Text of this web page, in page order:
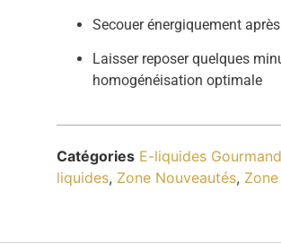
Secouer énergiquement
Laisser reposer quelques
homogénéisation optimale
Catégories E-liquides
liquides, Zone Nouveautés,